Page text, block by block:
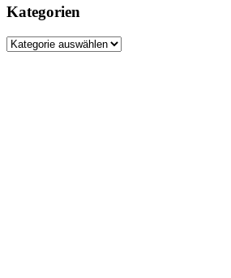
Kategorien
Kategorien